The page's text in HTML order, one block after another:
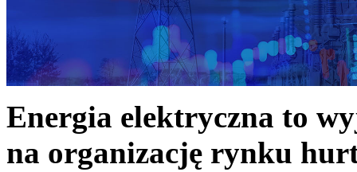
Energia elektryczna to
na organizację rynku